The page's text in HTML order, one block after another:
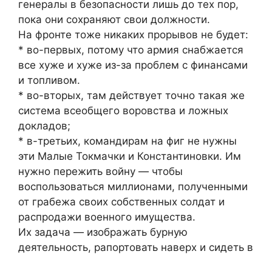
генералы в безопасности лишь до тех пор,
пока они сохраняют свои должности.
На фронте тоже никаких прорывов не будет:
* во-первых, потому что армия снабжается
все хуже и хуже из-за проблем с финансами
и топливом.
* во-вторых, там действует точно такая же
система всеобщего воровства и ложных
докладов;
* в-третьих, командирам на фиг не нужны
эти Малые Токмачки и Константиновки. Им
нужно пережить войну — чтобы
воспользоваться миллионами, полученными
от грабежа своих собственных солдат и
распродажи военного имущества.
Их задача — изображать бурную
деятельность, рапортовать наверх и сидеть в